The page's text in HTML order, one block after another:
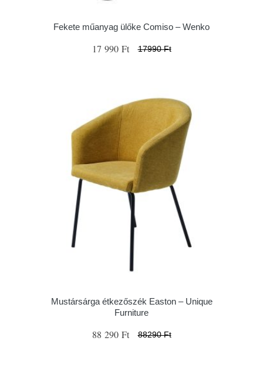
Fekete műanyag ülőke Comiso – Wenko
17 990 Ft 17990 Ft
Mustársárga étkezőszék Easton – Unique
Furniture
88 290 Ft 88290 Ft